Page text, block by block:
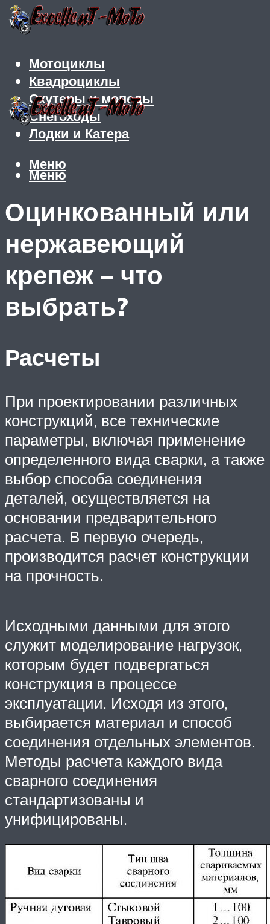
Мотоциклы
Квадроциклы
Скутеры и мопеды
Снегоходы
Лодки и Катера
Меню
Меню
Оцинкованный или
нержавеющий
крепеж – что
выбрать?
Расчеты
При проектировании различных
конструкций, все технические
параметры, включая применение
определенного вида сварки, а также
выбор способа соединения
деталей, осуществляется на
основании предварительного
расчета. В первую очередь,
производится расчет конструкции
на прочность.
Исходными данными для этого
служит моделирование нагрузок,
которым будет подвергаться
конструкция в процессе
эксплуатации. Исходя из этого,
выбирается материал и способ
соединения отдельных элементов.
Методы расчета каждого вида
сварного соединения
стандартизованы и
унифицированы.